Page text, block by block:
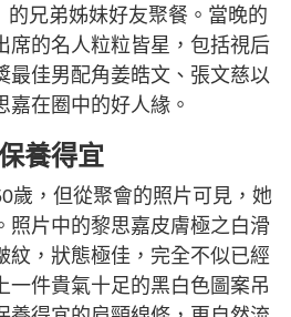
的兄弟姊妹好友聚餐。當晚的
席的名人粒粒皆星，包括視后
最佳男配角姜皓文、張文慈以
嘉在圈中的好人緣。
養得宜
歲，但從聚會的照片可見，她
照片中的黎思嘉皮膚極之白滑
紋，狀態極佳，完全不似已經
一件貴氣十足的黑白色圖案吊